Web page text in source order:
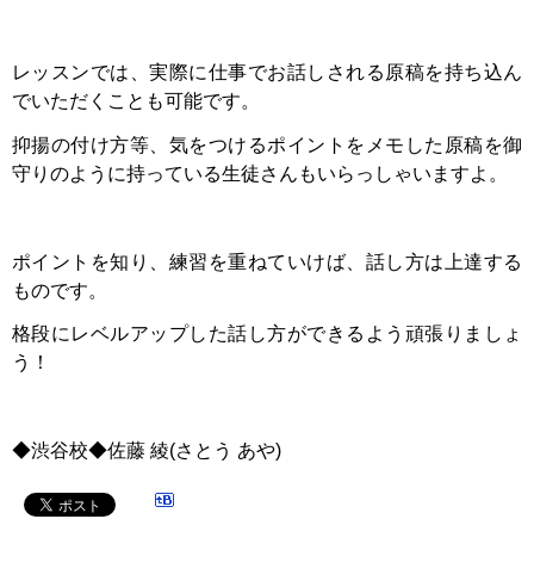
レッスンでは、実際に仕事でお話しされる原稿を持ち込ん
でいただくことも可能です。
抑揚の付け方等、気をつけるポイントをメモした原稿を御
守りのように持っている生徒さんもいらっしゃいますよ。
ポイントを知り、練習を重ねていけば、話し方は上達する
ものです。
格段にレベルアップした話し方ができるよう頑張りましょ
う！
◆渋谷校◆佐藤 綾(さとう あや)